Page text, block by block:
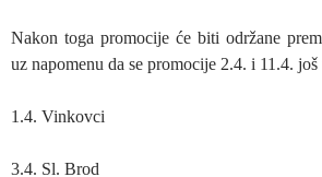
Nakon toga promocije će biti održane
uz napomenu da se promocije 2.4. i 11.4.
1.4. Vinkovci
3.4. Sl. Brod